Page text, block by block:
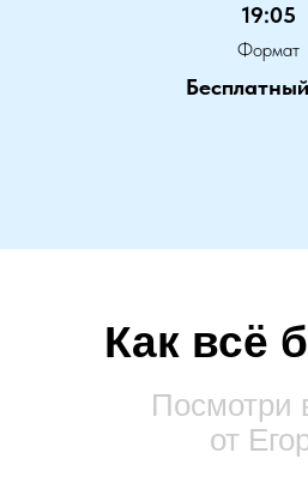
Формат
19:05
Как всё
Посмотри
от